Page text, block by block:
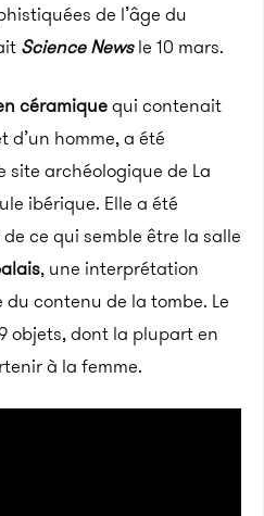
de l’âge du
Science Newsle 10 mars.
céramiquequi contenait
d’un homme, a été
site archéologique de La
ibérique. Elle a été
ce qui semble être la salle
, une interprétation
contenu de la tombe. Le
objets, dont la plupart en
à la femme.